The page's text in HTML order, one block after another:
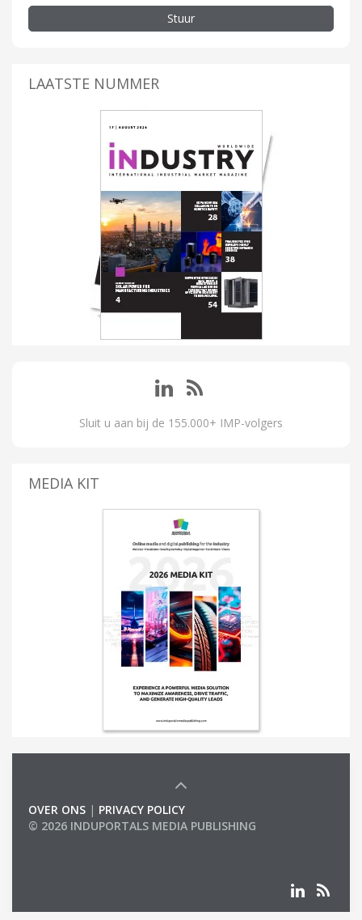
Stuur
LAATSTE NUMMER
Sluit u aan bij de 155.000+ IMP-volgers
MEDIA KIT
OVER ONS | PRIVACY POLICY
© 2026 INDUPORTALS MEDIA PUBLISHING